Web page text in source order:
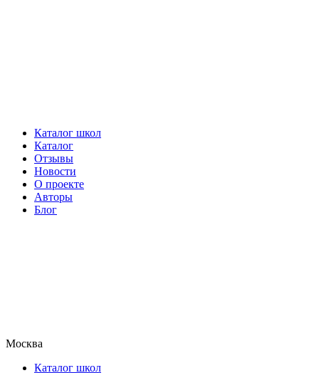
Каталог школ
Каталог
Отзывы
Новости
О проекте
Авторы
Блог
Москва
Каталог школ